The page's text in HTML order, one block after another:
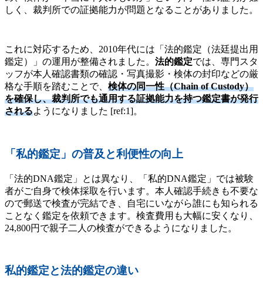
しく、裁判所での証拠能力が問題となることがありました。
これに対応するため、2010年代には「法的鑑定（法廷提出用
鑑定）」の運用が整備されました。 法的鑑定では、専門スタ
ッフが本人確認書類の確認・写真撮影・検体の封印などの厳
格な手順を踏むことで、 検体の同一性（Chain of Custody）
を確保し、裁判所でも通用する証拠能力を持つ鑑定書が発行
されるようになりました [ref:1]。
「私的鑑定」の普及と利便性の向上
「法的DNA鑑定」とは異なり、「私的DNA鑑定」では被験
者がご自身で検体採取を行います。本人確認手続きも不要な
ので郵送で検査が完結でき、自宅にいながら誰にも知られる
ことなく鑑定を依頼できます。検査費用も大幅に安くなり、
24,800円で親子二人の検査ができるようになりました。
私的鑑定と法的鑑定の違い